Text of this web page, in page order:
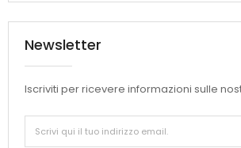
Newsletter
Iscriviti per ricevere informazioni sulle